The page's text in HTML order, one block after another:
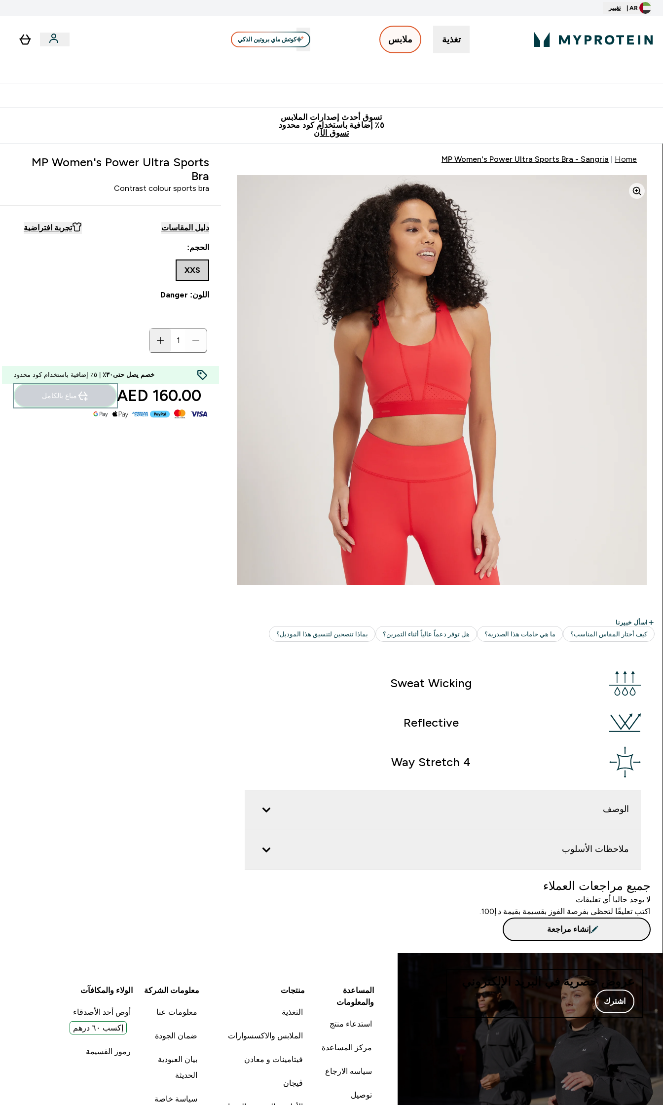
AR | تغيير
تغذية ملابس كوتش ماي بروتين الذكي
تسوق أحدث إصدارات الملابس
٥٪ إضافية باستخدام كود محدود
تسوق الآن
Home
MP Women's Power Ultra Sports Bra - Sangria
Sweat Wicking
Reflective
4 Way Stretch
الوصف
ملاحظات الأسلوب
جميع مراجعات العملاء
لا يوجد حاليا أي تعليقات.
اكتب تعليقًا لتحظى بفرصة الفوز بقسيمة بقيمة د.إ100.
إنشاء مراجعة
MP Women's Power Ultra Sports
Bra
Contrast colour sports bra
دليل المقاسات تجربة افتراضية
الحجم:
XXS
اللون: Danger
خصم يصل حتى٣٠٪
160.00 AED‎ مباع بالكامل
عروض حصرية في البريد الإلكتروني
اشترك
المساعدة
والمعلومات
استدعاء منتج
مركز المساعدة
سياسه الارجاع
توصيل
منتجات
التغذية
الملابس والاكسسوارات
فيتامينات و معادن
ڤيجان
معلومات الشركة
معلومات عنا
ضمان الجودة
بيان العبودية
الحديثة
سياسة خاصة
الولاء والمكافآت
أوص أحد الأصدقاء
إكسب ٦٠ درهم
رموز القسيمة